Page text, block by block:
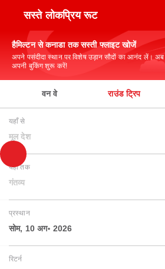
सस्ते लोकप्रिय रूट
हैमिल्टन से कनाडा तक सस्ती फ्लाइट खोजें
अपने पसंदीदा स्थान पर विशेष उड़ान सौदों का आनंद लें। अब
अपनी बुकिंग शुरू करें!
वन वे राउंड ट्रिप
यहाँ से
मूल देश
यहाँ तक
गंतव्य
प्रस्थान
सोम, 10 अग॰ 2026
रिटर्न